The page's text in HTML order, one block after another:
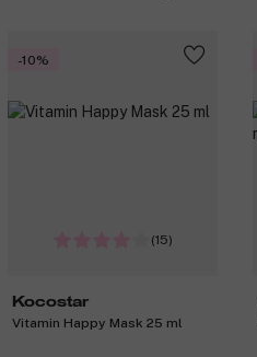
-10%
(15)
Kocostar
Vitamin Happy Mask 25 ml